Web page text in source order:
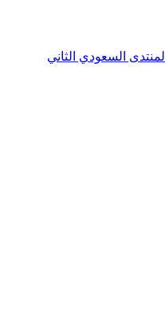
المنتدى السعودي الثاني